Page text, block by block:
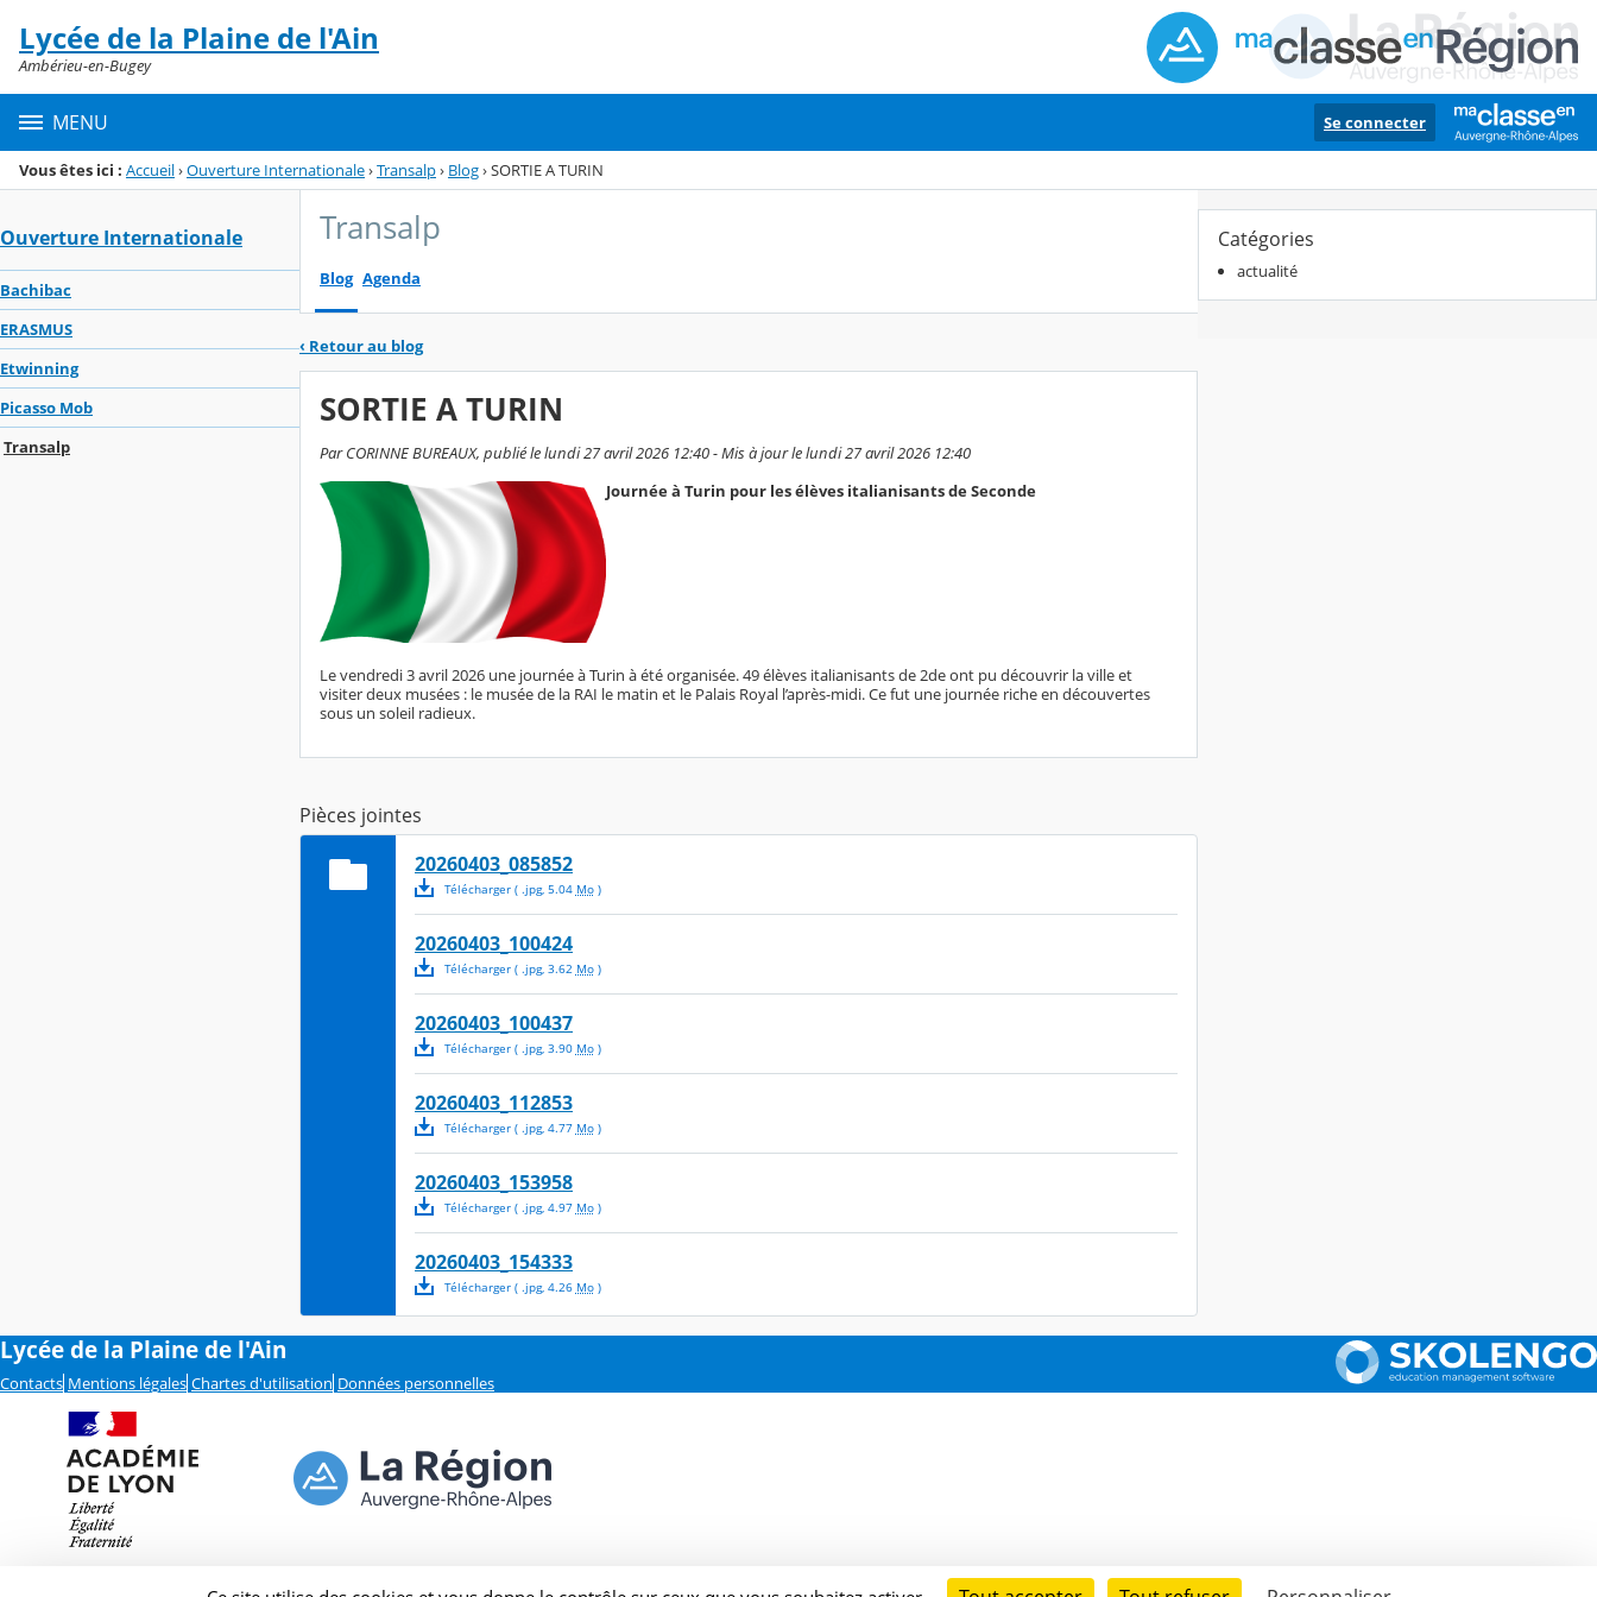
Menu de la rubrique
Contenu
Lycée de la Plaine de l'Ain
Ambérieu-en-Bugey
MENU Se connecter
Vous êtes ici : Accueil›Ouverture Internationale›Transalp› Blog›SORTIE A TURIN
Ouverture Internationale
Bachibac
ERASMUS
Etwinning
Picasso Mob
Transalp
Transalp
Blog Agenda
‹ Retour au blog
SORTIE A TURIN
Par CORINNE BUREAUX, publié le lundi 27 avril 2026 12:40 - Mis à jour le lundi 27 avril 2026 12:40
Journée à Turin pour les élèves italianisants de Seconde
Le vendredi 3 avril 2026 une journée à Turin à été organisée. 49 élèves italianisants de 2de ont pu découvrir la ville et
visiter deux musées : le musée de la RAI le matin et le Palais Royal l’après-midi. Ce fut une journée riche en découvertes
sous un soleil radieux.
Pièces jointes
20260403_085852
Télécharger( .jpg, 5.04 Mo)
20260403_100424
Télécharger( .jpg, 3.62 Mo)
20260403_100437
Télécharger( .jpg, 3.90 Mo)
20260403_112853
Télécharger( .jpg, 4.77 Mo)
20260403_153958
Télécharger( .jpg, 4.97 Mo)
20260403_154333
Télécharger( .jpg, 4.26 Mo)
Catégories
actualité
Lycée de la Plaine de l'Ain
Contacts Mentions légales Chartes d'utilisation Données personnelles